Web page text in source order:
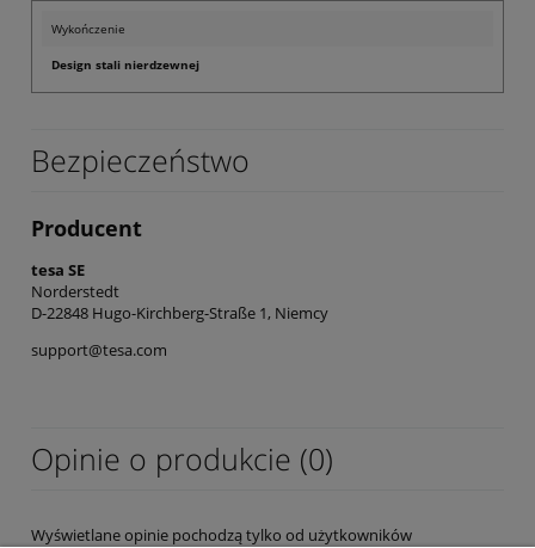
Wykończenie
Design stali nierdzewnej
Bezpieczeństwo
Producent
tesa SE
Norderstedt
D-22848 Hugo-Kirchberg-Straße 1, Niemcy
support@tesa.com
Opinie o produkcie (0)
Wyświetlane opinie pochodzą tylko od użytkowników